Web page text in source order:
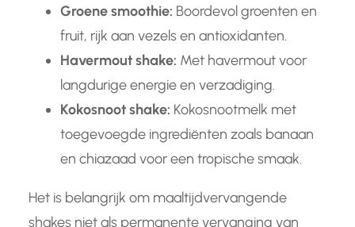
Groene smoothie: Boordevol groenten en
fruit, rijk aan vezels en antioxidanten.
Havermout shake: Met havermout voor
langdurige energie en verzadiging.
Kokosnoot shake: Kokosnootmelk met
toegevoegde ingrediënten zoals banaan
en chiazaad voor een tropische smaak.
Het is belangrijk om maaltijdvervangende
shakes niet als permanente vervanging van